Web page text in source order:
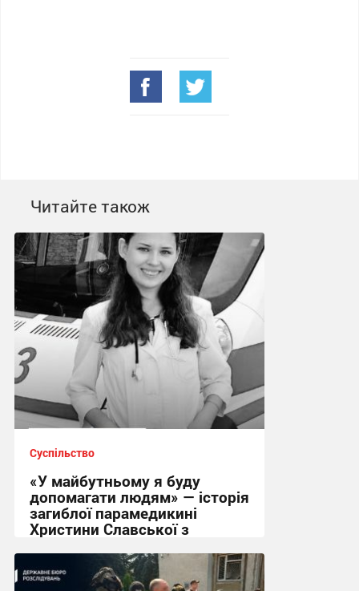
Читайте також
Суспільство
«У майбутньому я буду
допомагати людям» — історія
загиблої парамедикині
Христини Славської з
21:32 вчора